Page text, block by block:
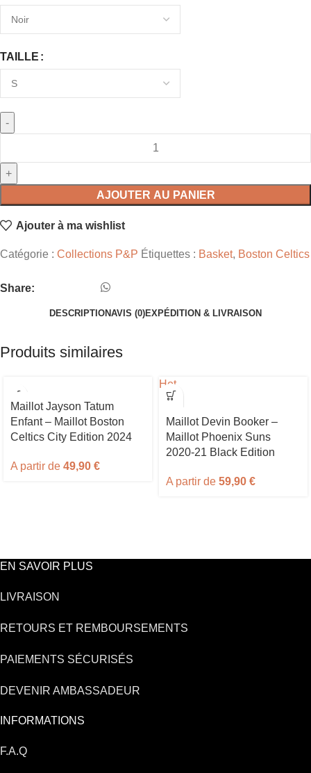
TAILLE
AJOUTER AU PANIER
Ajouter à ma wishlist
Catégorie : Collections P&P Étiquettes : Basket, Boston Celtics
Share:
DESCRIPTIONAVIS (0)EXPÉDITION & LIVRAISON
Produits similaires
Maillot Jayson Tatum
Enfant – Maillot Boston
Celtics City Edition 2024
A partir de 49,90 €
Hot
Maillot Devin Booker –
Maillot Phoenix Suns
2020-21 Black Edition
A partir de 59,90 €
EN SAVOIR PLUS
LIVRAISON
RETOURS ET REMBOURSEMENTS
PAIEMENTS SÉCURISÉS
DEVENIR AMBASSADEUR
INFORMATIONS
F.A.Q